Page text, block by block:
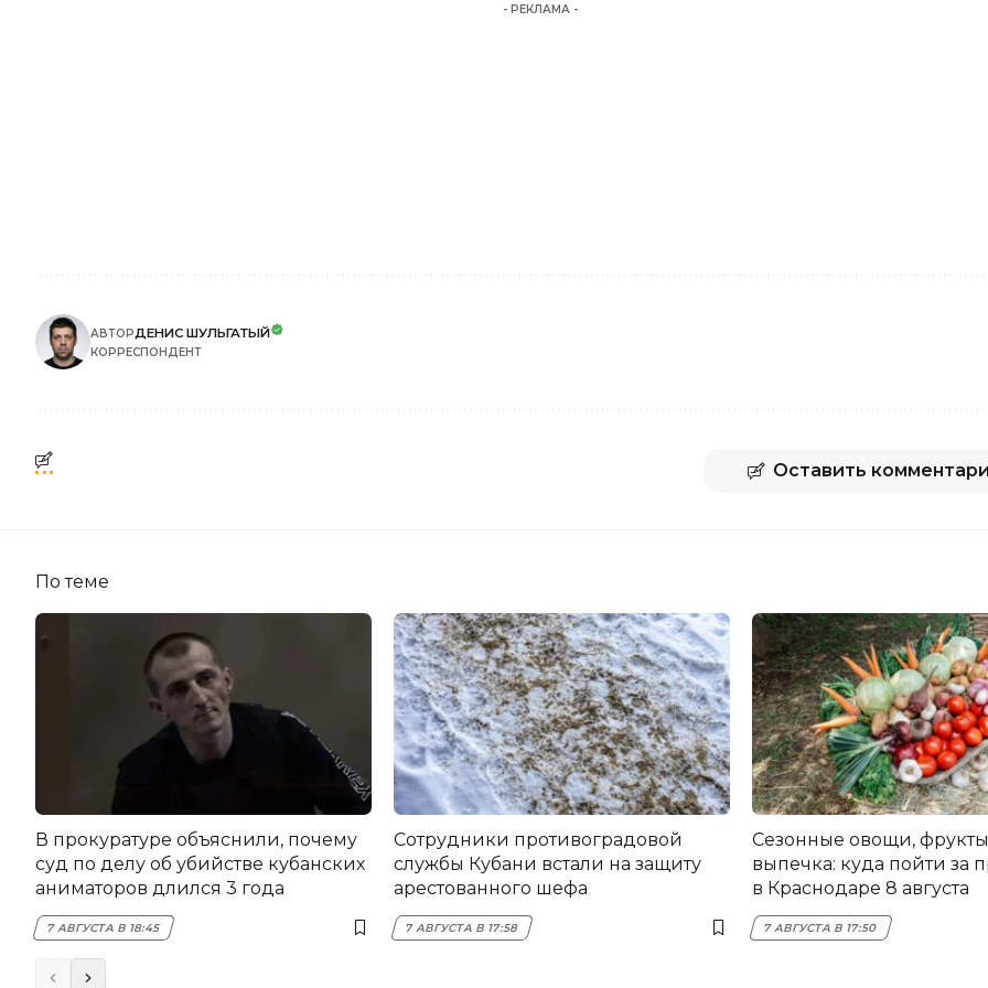
- РЕКЛАМА -
АВТОРДЕНИС ШУЛЬГАТЫЙ
КОРРЕСПОНДЕНТ
Оставить
По теме
В прокуратуре объяснили, почему
суд по делу об убийстве кубанских
аниматоров длился 3 года
7 АВГУСТА В 18:45
Сотрудники противоградовой
службы Кубани встали на защиту
арестованного шефа
7 АВГУСТА В 17:58
Сезонные овощи,
выпечка: куда пойти за
в Краснодаре 8 августа
7 АВГУСТА В 17:50